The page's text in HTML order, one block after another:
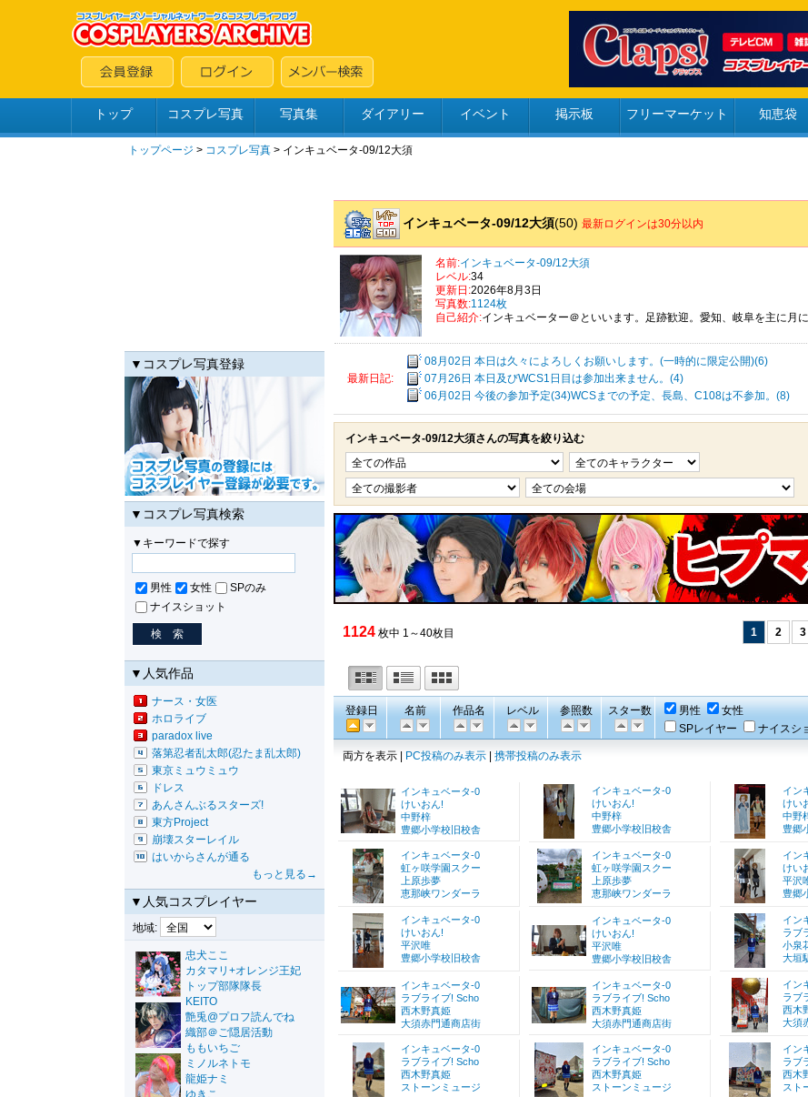
トップ コスプレ写真 写真集 ダイアリー イベント 掲示板 フリーマーケット 知恵袋
トップページ > コスプレ写真 > インキュベータ-09/12大須
▼コスプレ写真登録
▼コスプレ写真検索
▼キーワードで探す
男性 女性
SPのみ
ナイスショット
▼人気作品
ナース・女医
ホロライブ
paradox live
落第忍者乱太郎(忍たま乱太郎)
東京ミュウミュウ
ドレス
あんさんぶるスターズ!
東方Project
崩壊スターレイル
はいからさんが通る
もっと見る→
▼人気コスプレイヤー
地域:
忠犬ここ
カタマリ+オレンジ王妃
トップ部隊隊長
KEITO
艶兎@プロフ読んでね
織部＠ご隠居活動
ももいちご
ミノルネトモ
龍姫ナミ
ゆきこ
インキュベータ-09/12大須(50) 最新ログインは30分以内
名前:インキュベータ-09/12大須
レベル:34
更新日:2026年8月3日
写真数:1124枚
自己紹介:インキュベーター＠といいます。足跡歓迎。愛知、岐阜を主に月
最新日記:
08月02日 本日は久々によろしくお願いします。(一時的に限定公開)(6)
07月26日 本日及びWCS1日目は参加出来ません。(4)
06月02日 今後の参加予定(34)WCSまでの予定、長島、C108は不参加。(8)
インキュベータ-09/12大須さんの写真を絞り込む
1124 枚中 1～40枚目 1 2 3
登録日 名前 作品名 レベル 参照数 スター数 男性
女性
SPレイヤー
ナイスシ
両方を表示 | PC投稿のみ表示 携帯投稿のみ表示
インキュベータ-0
けいおん!
中野梓
豊郷小学校旧校舎
インキュベータ-0
けいおん!
中野梓
豊郷小学校旧校舎
イン
けい
中野
豊郷
インキュベータ-0
虹ヶ咲学園スクー
上原歩夢
恵那峡ワンダーラ
インキュベータ-0
虹ヶ咲学園スクー
上原歩夢
恵那峡ワンダーラ
イン
けい
平沢
豊郷
インキュベータ-0
けいおん!
平沢唯
豊郷小学校旧校舎
インキュベータ-0
けいおん!
平沢唯
豊郷小学校旧校舎
イン
ラブ
小泉
大垣
インキュベータ-0
ラブライブ! Scho
西木野真姫
大須赤門通商店街
インキュベータ-0
ラブライブ! Scho
西木野真姫
大須赤門通商店街
イン
ラブ
西木
大須
インキュベータ-0
ラブライブ! Scho
西木野真姫
ストーンミュージ
インキュベータ-0
ラブライブ! Scho
西木野真姫
ストーンミュージ
イン
ラブ
西木
スト